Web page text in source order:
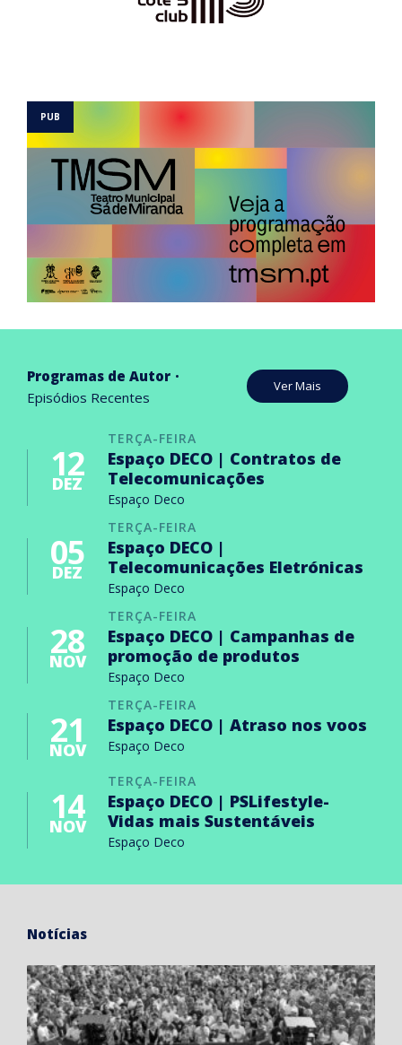
Programas de Autor
Episódios Recentes
Ver Mais
TERÇA-FEIRA
12
DEZ
Espaço DECO | Contratos de
Telecomunicações
Espaço Deco
TERÇA-FEIRA
05
DEZ
Espaço DECO |
Telecomunicações Eletrónicas
Espaço Deco
TERÇA-FEIRA
28
NOV
Espaço DECO | Campanhas de
promoção de produtos
Espaço Deco
TERÇA-FEIRA
21
NOV
Espaço DECO | Atraso nos voos
Espaço Deco
TERÇA-FEIRA
14
NOV
Espaço DECO | PSLifestyle-
Vidas mais Sustentáveis
Espaço Deco
Notícias